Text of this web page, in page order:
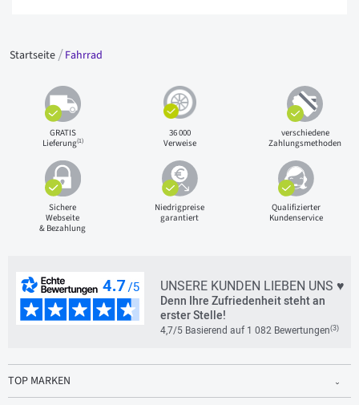
Startseite Fahrrad
GRATIS
Lieferung(1)
36 000
Verweise
verschiedene
Zahlungsmethoden
Sichere
Webseite
& Bezahlung
Niedrigpreise
garantiert
Qualifizierter
Kundenservice
UNSERE KUNDEN LIEBEN UNS ♥
Denn Ihre Zufriedenheit steht an
erster Stelle!
4,7/5 Basierend auf 1 082 Bewertungen(3)
TOP MARKEN